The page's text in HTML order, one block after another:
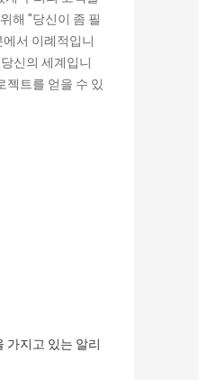
해 "당신이 좀 필
서 이례적입니
신의 세계입니
젝트를 얻을 수 있
가지고 있는 알리